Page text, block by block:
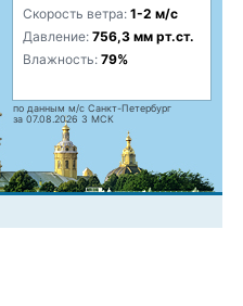
Скорость ветра: 1-2 м/с
Давление: 756,3 мм рт.ст.
Влажность: 79%
по данным м/с Санкт-Петербург
за 07.08.2026 3 МСК